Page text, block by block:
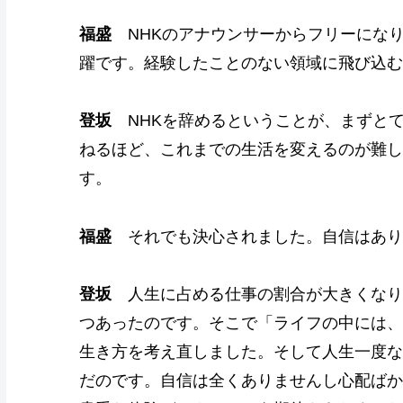
福盛NHKのアナウンサーからフリーにな
躍です。経験したことのない領域に飛び込
登坂NHKを辞めるということが、まずと
ねるほど、これまでの生活を変えるのが難
す。
福盛それでも決心されました。自信はあ
登坂人生に占める仕事の割合が大きくな
つあったのです。そこで「ライフの中には
生き方を考え直しました。そして人生一度
だのです。自信は全くありませんし心配ば